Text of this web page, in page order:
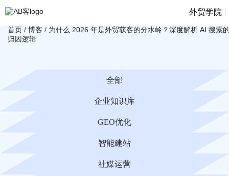
外贸学院
首页 / 博客 / 为什么 2026 年是外贸获客的分水岭？深度解析 AI 搜索
归因逻辑
全部
企业知识库
GEO优化
智能建站
社媒运营